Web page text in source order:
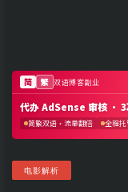
电影解析